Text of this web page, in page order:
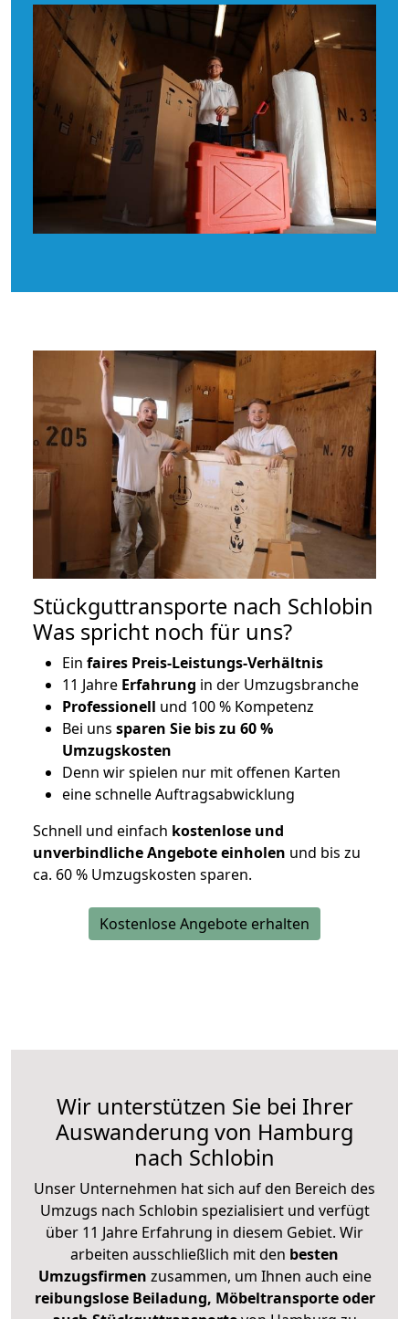
Stückguttransporte nach Schlobin
Was spricht noch für uns?
Ein faires Preis-Leistungs-Verhältnis
11 Jahre Erfahrung in der Umzugsbranche
Professionell und 100 % Kompetenz
Bei uns sparen Sie bis zu 60 %
Umzugskosten
Denn wir spielen nur mit offenen Karten
eine schnelle Auftragsabwicklung
Schnell und einfach kostenlose und
unverbindliche Angebote einholen und bis zu
ca. 60 % Umzugskosten sparen.
Kostenlose Angebote erhalten
Wir unterstützen Sie bei Ihrer
Auswanderung von Hamburg
nach Schlobin
Unser Unternehmen hat sich auf den Bereich des
Umzugs nach Schlobin spezialisiert und verfügt
über 11 Jahre Erfahrung in diesem Gebiet. Wir
arbeiten ausschließlich mit den besten
Umzugsfirmen zusammen, um Ihnen auch eine
reibungslose Beiladung, Möbeltransporte oder